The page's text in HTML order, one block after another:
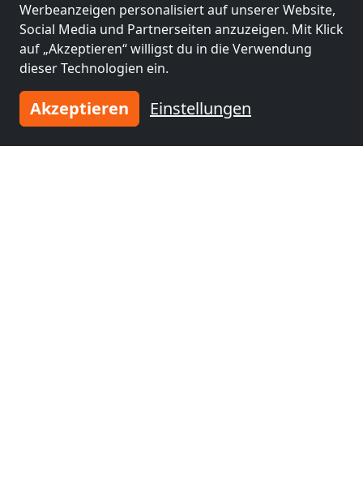
Werbeanzeigen personalisiert auf unserer Website,
Social Media und Partnerseiten anzuzeigen. Mit Klick
auf „Akzeptieren“ willigst du in die Verwendung
dieser Technologien ein.
Akzeptieren Einstellungen